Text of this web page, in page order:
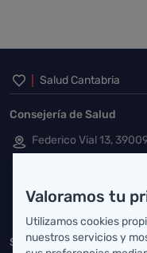
Inicio del
Salud Cantabria
Consejería de Salud
Federico Vial 13,
942208130
Servicio Cántabro de
Valoramos tu
Utilizamos cookies
nuestros servicios y